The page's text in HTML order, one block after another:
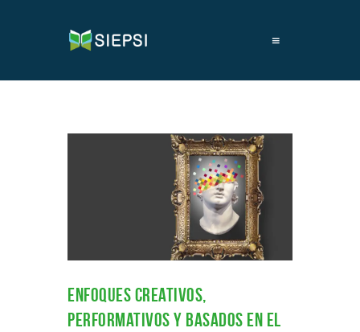
≡
Enfoques creativos,
performativos y basados en el